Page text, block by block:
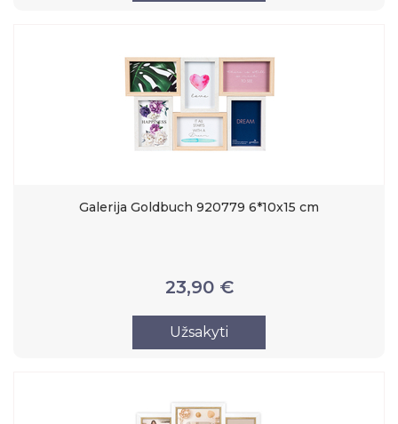
Galerija Goldbuch 920779 6*10x15 cm
23,90 €
Užsakyti